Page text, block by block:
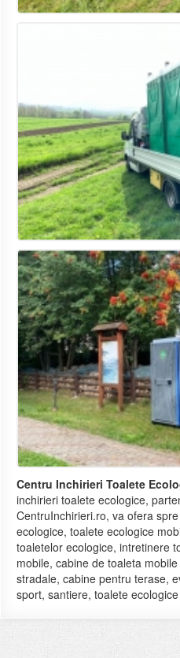
Centru Inchirieri Toalete
inchirieri toalete ecologice,
CentruInchirieri.ro, va ofera
ecologice, toalete ecologice
toaletelor ecologice, intretinere
mobile, cabine de toaleta
stradale, cabine pentru terase,
sport, santiere, toalete